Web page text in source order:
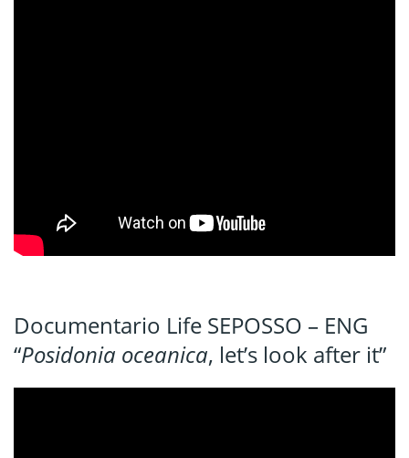
Documentario Life SEPOSSO – ENG
“Posidonia oceanica, let’s look after it”